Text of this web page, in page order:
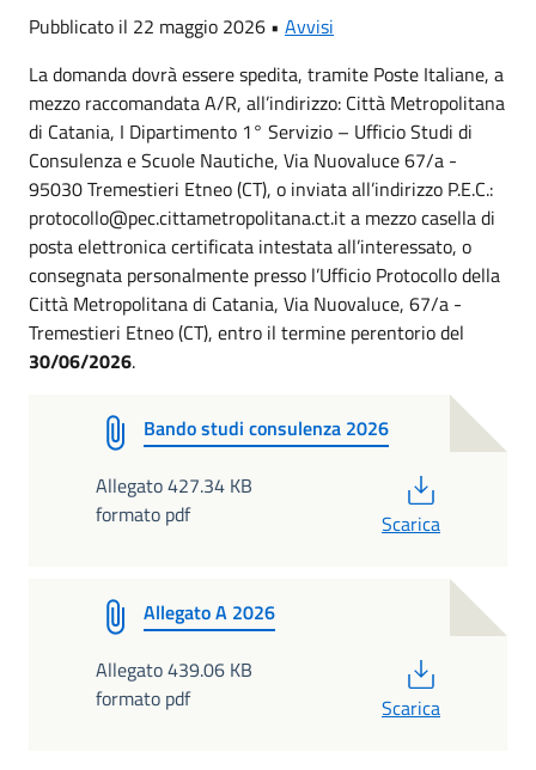
Pubblicato il 22 maggio 2026 • Avvisi
La domanda dovrà essere spedita, tramite Poste Italiane, a
mezzo raccomandata A/R, all’indirizzo: Città Metropolitana
di Catania, I Dipartimento 1° Servizio – Ufficio Studi di
Consulenza e Scuole Nautiche, Via Nuovaluce 67/a -
95030 Tremestieri Etneo (CT), o inviata all’indirizzo P.E.C.:
protocollo@pec.cittametropolitana.ct.it a mezzo casella di
posta elettronica certificata intestata all’interessato, o
consegnata personalmente presso l’Ufficio Protocollo della
Città Metropolitana di Catania, Via Nuovaluce, 67/a -
Tremestieri Etneo (CT), entro il termine perentorio del
30/06/2026.
Bando studi consulenza 2026
Allegato 427.34 KB
formato pdf
Scarica
Allegato A 2026
Allegato 439.06 KB
formato pdf
Scarica